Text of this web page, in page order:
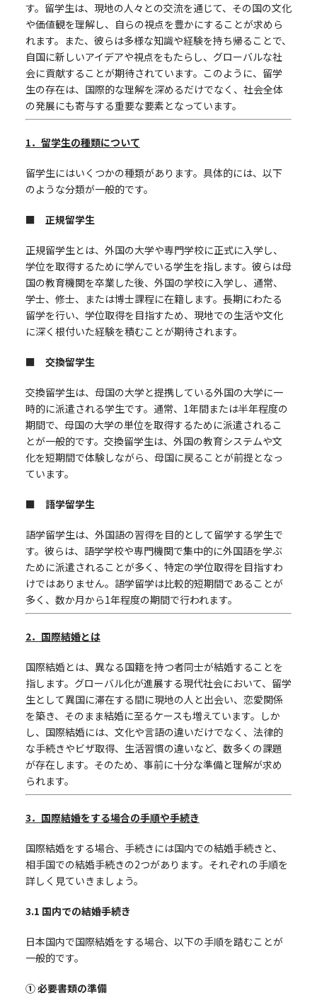
す。留学生は、現地の人々との交流を通じて、その国の文化
や価値観を理解し、自らの視点を豊かにすることが求めら
れます。また、彼らは多様な知識や経験を持ち帰ることで、
自国に新しいアイデアや視点をもたらし、グローバルな社
会に貢献することが期待されています。このように、留学
生の存在は、国際的な理解を深めるだけでなく、社会全体
の発展にも寄与する重要な要素となっています。
1．留学生の種類について
留学生にはいくつかの種類があります。具体的には、以下
のような分類が一般的です。
■ 正規留学生
正規留学生とは、外国の大学や専門学校に正式に入学し、
学位を取得するために学んでいる学生を指します。彼らは母
国の教育機関を卒業した後、外国の学校に入学し、通常、
学士、修士、または博士課程に在籍します。長期にわたる
留学を行い、学位取得を目指すため、現地での生活や文化
に深く根付いた経験を積むことが期待されます。
■ 交換留学生
交換留学生は、母国の大学と提携している外国の大学に一
時的に派遣される学生です。通常、1年間または半年程度の
期間で、母国の大学の単位を取得するために派遣されるこ
とが一般的です。交換留学生は、外国の教育システムや文
化を短期間で体験しながら、母国に戻ることが前提となっ
ています。
■ 語学留学生
語学留学生は、外国語の習得を目的として留学する学生で
す。彼らは、語学学校や専門機関で集中的に外国語を学ぶ
ために派遣されることが多く、特定の学位取得を目指すわ
けではありません。語学留学は比較的短期間であることが
多く、数か月から1年程度の期間で行われます。
2．国際結婚とは
国際結婚とは、異なる国籍を持つ者同士が結婚することを
指します。グローバル化が進展する現代社会において、留学
生として異国に滞在する間に現地の人と出会い、恋愛関係
を築き、そのまま結婚に至るケースも増えています。しか
し、国際結婚には、文化や言語の違いだけでなく、法律的
な手続きやビザ取得、生活習慣の違いなど、数多くの課題
が存在します。そのため、事前に十分な準備と理解が求め
られます。
3．国際結婚をする場合の手順や手続き
国際結婚をする場合、手続きには国内での結婚手続きと、
相手国での結婚手続きの2つがあります。それぞれの手順を
詳しく見ていきましょう。
3.1 国内での結婚手続き
日本国内で国際結婚をする場合、以下の手順を踏むことが
一般的です。
① 必要書類の準備